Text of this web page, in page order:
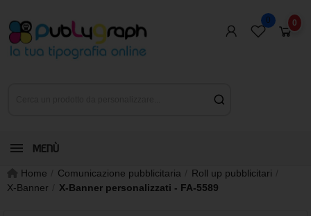
0 0
MENÙ
Home Comunicazione pubblicitaria
Roll up pubblicitari
X-Banner
X-Banner personalizzati - FA-5589